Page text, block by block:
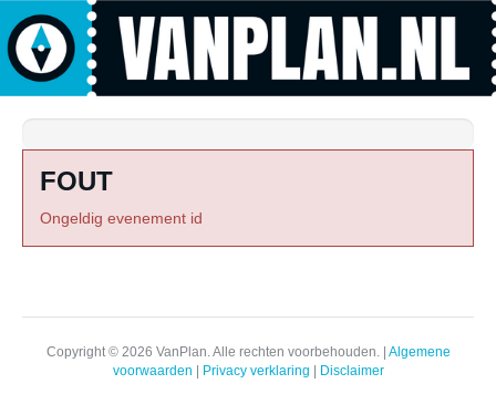
FOUT
Ongeldig evenement id
Copyright © 2026 VanPlan. Alle rechten voorbehouden. | Algemene
voorwaarden
Privacy verklaring Disclaimer